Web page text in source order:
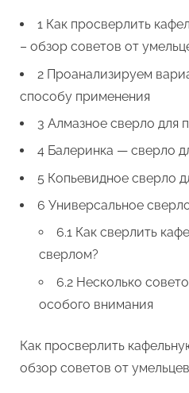
1 Как просверлить
– обзор советов от
2 Проанализируем
способу применения
3 Алмазное сверло для
4 Балеринка — сверло
5 Копьевидное сверло
6 Универсальное
6.1 Как сверлить
сверлом?
6.2 Несколько
особого внимания
Как просверлить
обзор советов от умельцев